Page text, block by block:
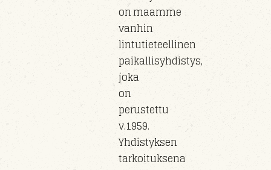
on maamme
vanhin
lintutieteellinen
paikallisyhdistys,
joka
on
perustettu
v.1959.
Yhdistyksen
tarkoituksena